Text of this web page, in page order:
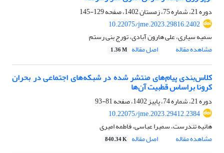
دوره 21، شماره 75، زمستان 1402، صفحه
129-145
10.22075/jme.2023.29816.2402
سمیه سیاری، علی هارون آبادی، تورج بنی رستم
مشاهده مقاله
اصل مقاله 1.36 M
کلاس‌بندی پیام‌های منتشر شده در شبکه‌های اجتماعی در بحران
کرونا بر‌اساس قطبیت آن‌ها
دوره 21، شماره 74، پاییز 1402، صفحه
81-93
10.22075/jme.2023.29412.2384
هانیه تندرست، سمیرا عباسی، فاطمه امیری
مشاهده مقاله
اصل مقاله 840.34 K